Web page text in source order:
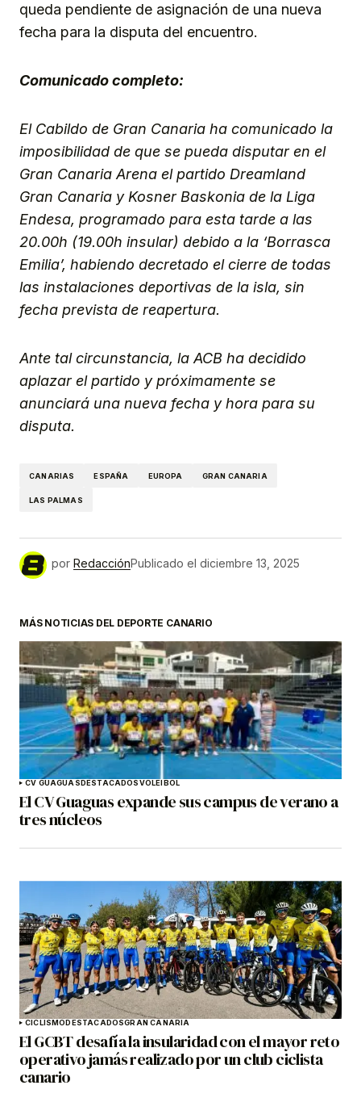
queda pendiente de asignación de una nueva
fecha para la disputa del encuentro.
Comunicado completo:
El Cabildo de Gran Canaria ha comunicado la
imposibilidad de que se pueda disputar en el
Gran Canaria Arena el partido Dreamland
Gran Canaria y Kosner Baskonia de la Liga
Endesa, programado para esta tarde a las
20.00h (19.00h insular) debido a la ‘Borrasca
Emilia’, habiendo decretado el cierre de todas
las instalaciones deportivas de la isla, sin
fecha prevista de reapertura.
Ante tal circunstancia, la ACB ha decidido
aplazar el partido y próximamente se
anunciará una nueva fecha y hora para su
disputa.
CANARIAS ESPAÑA EUROPA GRAN CANARIA
LAS PALMAS
por RedacciónPublicado el diciembre 13, 2025
MÁS NOTICIAS DEL DEPORTE CANARIO
CV GUAGUASDESTACADOSVOLEIBOL
El CV Guaguas expande sus campus de verano a
tres núcleos
CICLISMODESTACADOSGRAN CANARIA
El GCBT desafía la insularidad con el mayor reto
operativo jamás realizado por un club ciclista
canario